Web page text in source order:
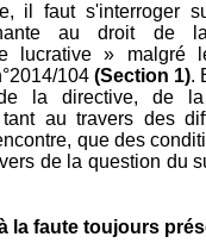
il faut s'interroger
au droit de la
lucrative » malgré
104 (Section 1).
la directive, de
au travers des
que des
de la question du
la faute toujours